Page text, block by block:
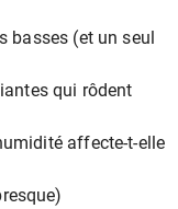
basses (et un seul
qui rôdent
affecte-t-elle